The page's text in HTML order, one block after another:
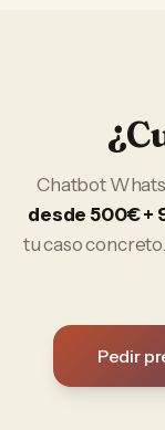
Chatbot
desde 500€ +
tu caso
Pedir